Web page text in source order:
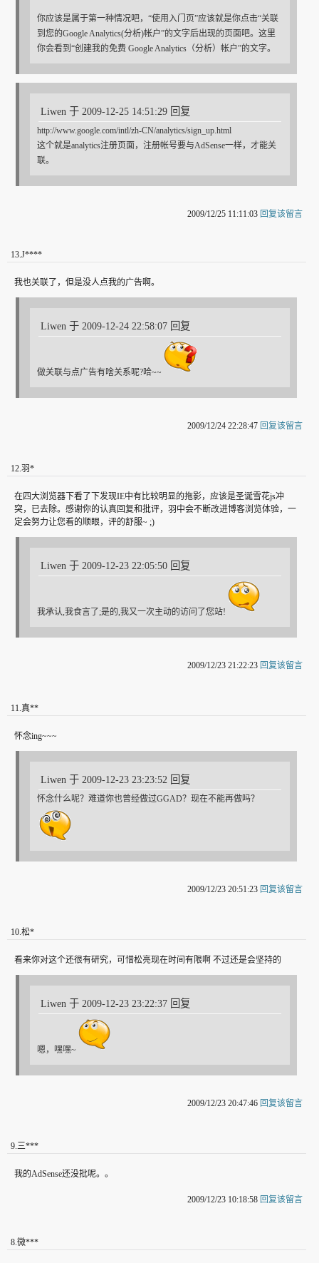
你应该是属于第一种情况吧，“使用入门页”应该就是你点击“关联
到您的Google Analytics(分析)帐户”的文字后出现的页面吧。这里
你会看到“创建我的免费 Google Analytics（分析）帐户”的文字。
Liwen 于 2009-12-25 14:51:29 回复
http://www.google.com/intl/zh-CN/analytics/sign_up.html
这个就是analytics注册页面，注册帐号要与AdSense一样，才能关
联。
2009/12/25 11:11:03 回复该留言
13.J****
我也关联了，但是没人点我的广告啊。
Liwen 于 2009-12-24 22:58:07 回复
做关联与点广告有啥关系呢?哈~~
2009/12/24 22:28:47 回复该留言
12.羽*
在四大浏览器下看了下发现IE中有比较明显的拖影，应该是圣诞雪花js冲
突，已去除。感谢你的认真回复和批评，羽中会不断改进博客浏览体验，一
定会努力让您看的顺眼，评的舒服~ ;)
Liwen 于 2009-12-23 22:05:50 回复
我承认,我食言了;是的,我又一次主动的访问了您站!
2009/12/23 21:22:23 回复该留言
11.真**
怀念ing~~~
Liwen 于 2009-12-23 23:23:52 回复
怀念什么呢？难道你也曾经做过GGAD？现在不能再做吗？
2009/12/23 20:51:23 回复该留言
10.松*
看来你对这个还很有研究，可惜松亮现在时间有限啊 不过还是会坚持的
Liwen 于 2009-12-23 23:22:37 回复
嗯，嘿嘿~
2009/12/23 20:47:46 回复该留言
9.三***
我的AdSense还没批呢。。
2009/12/23 10:18:58 回复该留言
8.微***